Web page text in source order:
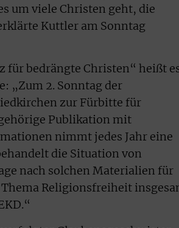
um viele Christen geht, die
Kuttler am Sonntag
für bedrängte Christen“ heißt
„Zum 2. Sonntag der
zur Fürbitte für
Publikation mit
nimmt jedes Jahr eine
die Situation von
nach solchen Materialien für
Religionsfreiheit